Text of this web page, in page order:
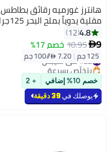
هانترز غورميه رقائق بطاطس
مقلية يدوياً بملح البحر 125جرام
4.8
12
9
10.95خصم 17%
125 جم | #22 في شيبس
بتخلّص بسرعة
#22 في شيبس
خصم 10% إضافي + 2
يوصلك في39 دقيقة